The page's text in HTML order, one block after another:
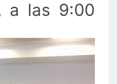
a las 9:00